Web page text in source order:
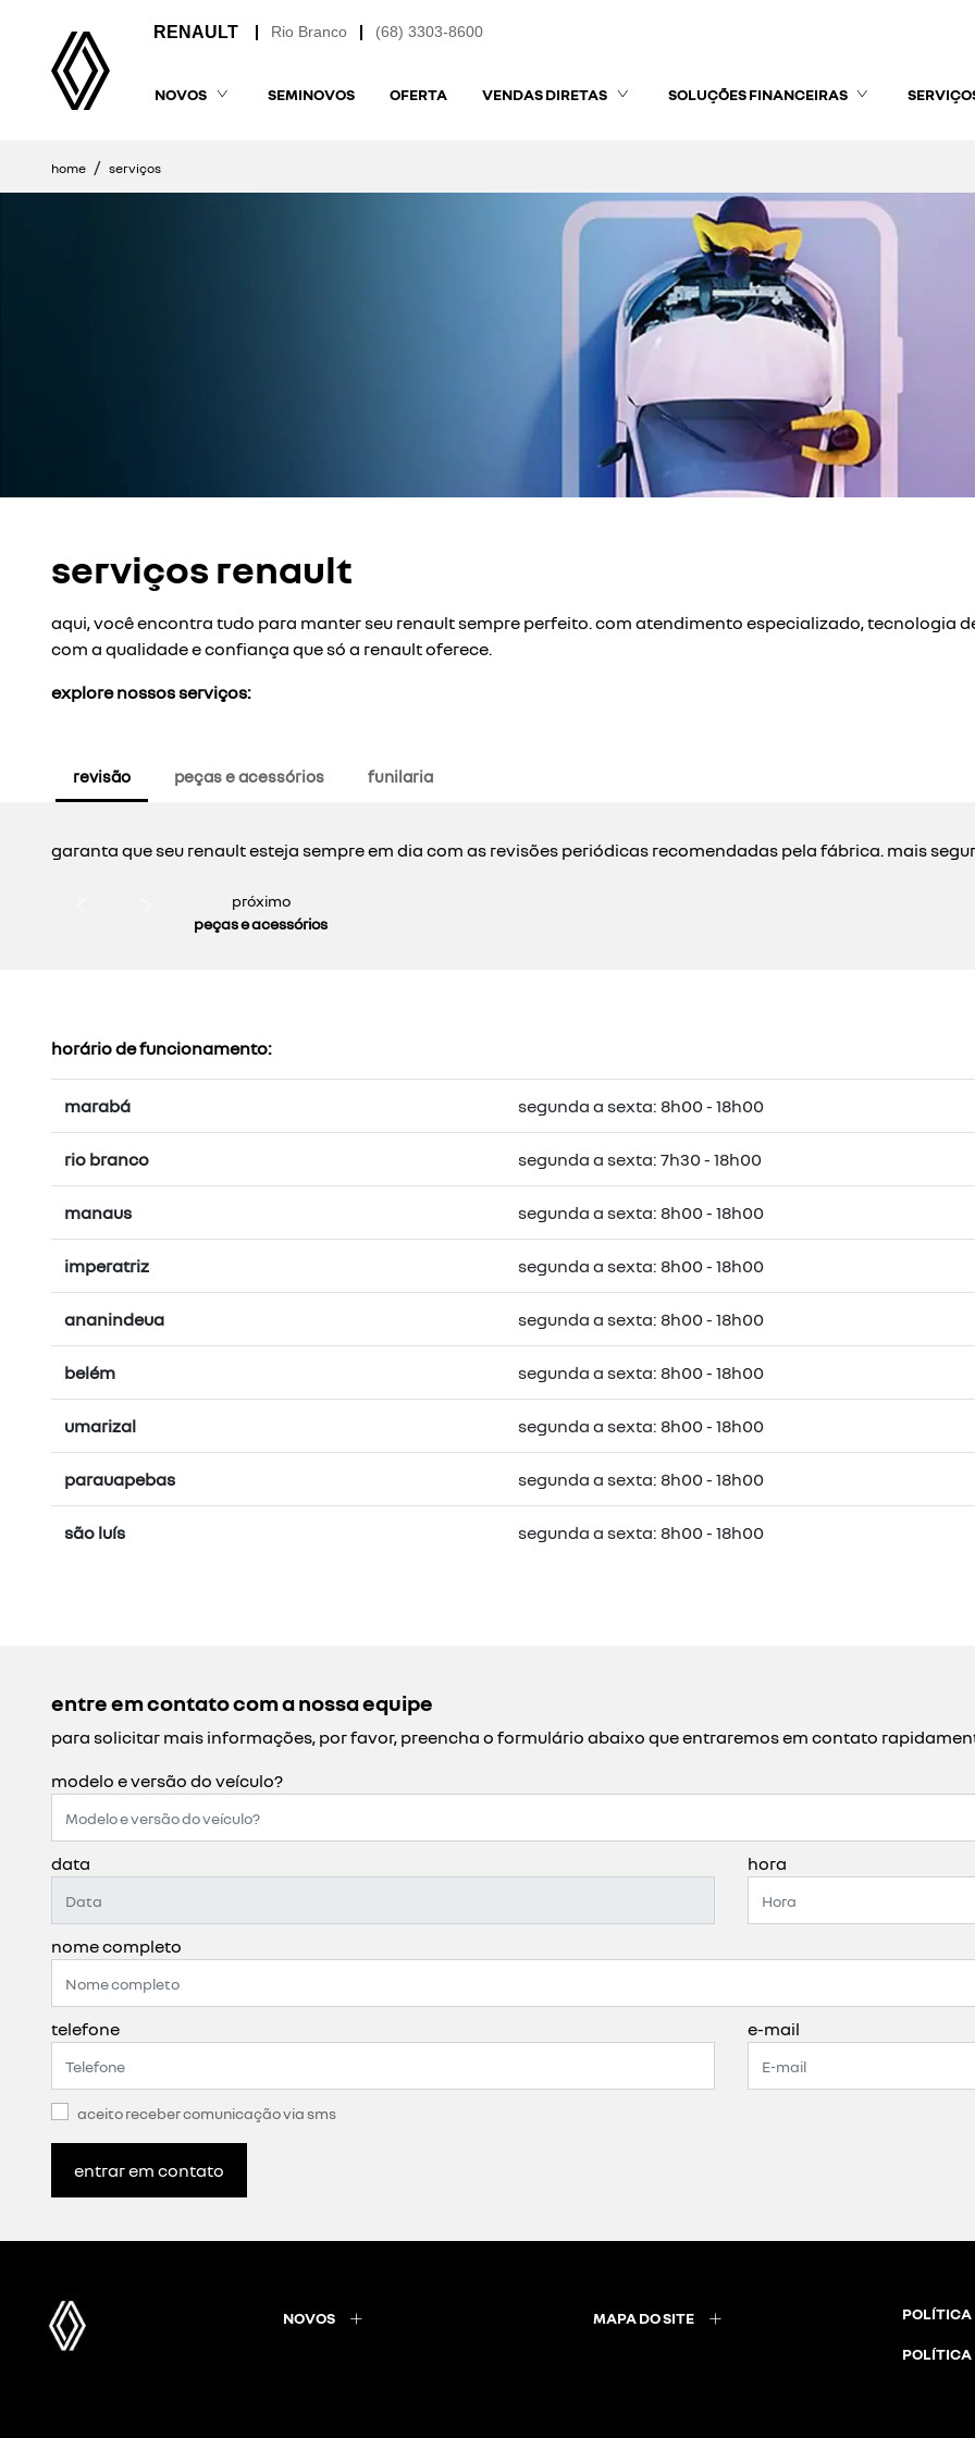
(68) 3303-8600
Rio Branco
NOVOS SEMINOVOS OFERTA VENDAS DIRETAS SOLUÇÕES FINANCEIRAS
home serviços
serviços renault
aqui, você encontra tudo para manter seu renault sempre perfeito. com atendimento especializado, tecnologia
com a qualidade e confiança que só a renault oferece.
explore nossos serviços:
revisão peças e acessórios funilaria
garanta que seu renault esteja sempre em dia com as revisões periódicas recomendadas pela fábrica. mais
próximo
peças e acessórios
horário de funcionamento:
marabá segunda a sexta: 8h00 - 18h00
rio branco segunda a sexta: 7h30 - 18h00
manaus segunda a sexta: 8h00 - 18h00
imperatriz segunda a sexta: 8h00 - 18h00
ananindeua segunda a sexta: 8h00 - 18h00
belém segunda a sexta: 8h00 - 18h00
umarizal segunda a sexta: 8h00 - 18h00
parauapebas segunda a sexta: 8h00 - 18h00
são luís segunda a sexta: 8h00 - 18h00
entre em contato com a nossa equipe
para solicitar mais informações, por favor, preencha o formulário abaixo que entraremos em contato
modelo e versão do veículo?
data hora
nome completo
telefone e-mail
aceito receber comunicação via sms
entrar em contato
NOVOS MAPA DO SITE POLÍTICA
POLÍTICA